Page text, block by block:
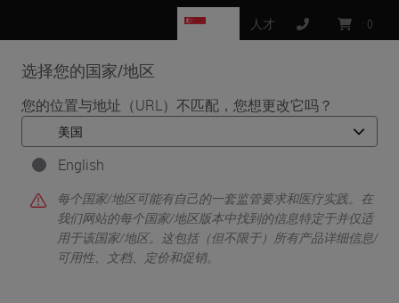
选择您的国家/地区
您的位置与地址（URL）不匹配，您想更改它吗？
English
每个国家/地区可能有自己的一套监管要求和医疗实践。在
我们网站的每个国家/地区版本中找到的信息特定于并仅适
用于该国家/地区。这包括（但不限于）所有产品详细信息/
可用性、文档、定价和促销。
人才 : 0
首页 • IHC 和 ISH • OEM 试剂合作伙伴
OEM 试剂合作伙伴